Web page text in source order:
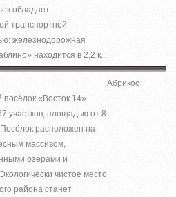
обладает
транспортной
железнодорожная
находится в 2,2 к...
«Восток 14»
участков, площадью от 8
расположен на
массивом,
озёрами и
чистое место
района станет
Абрикос